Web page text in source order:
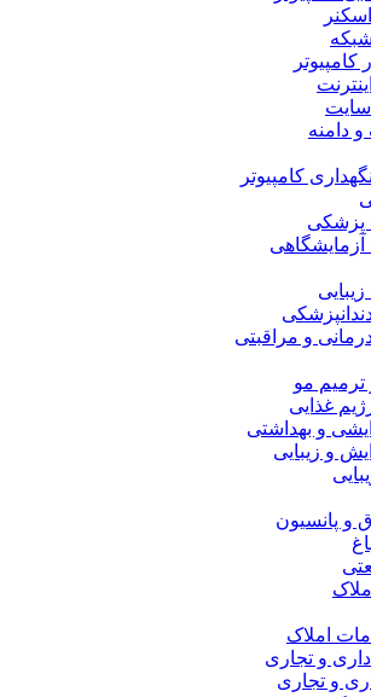
کامپیوتر
دامنه
کامپیوتر
پزشکی
آزمایشگاهی
و مراقبتی
مو
غذایی
و بهداشتی
و زیبایی
و پانسیون
املاک
و تجاری
و تجاری